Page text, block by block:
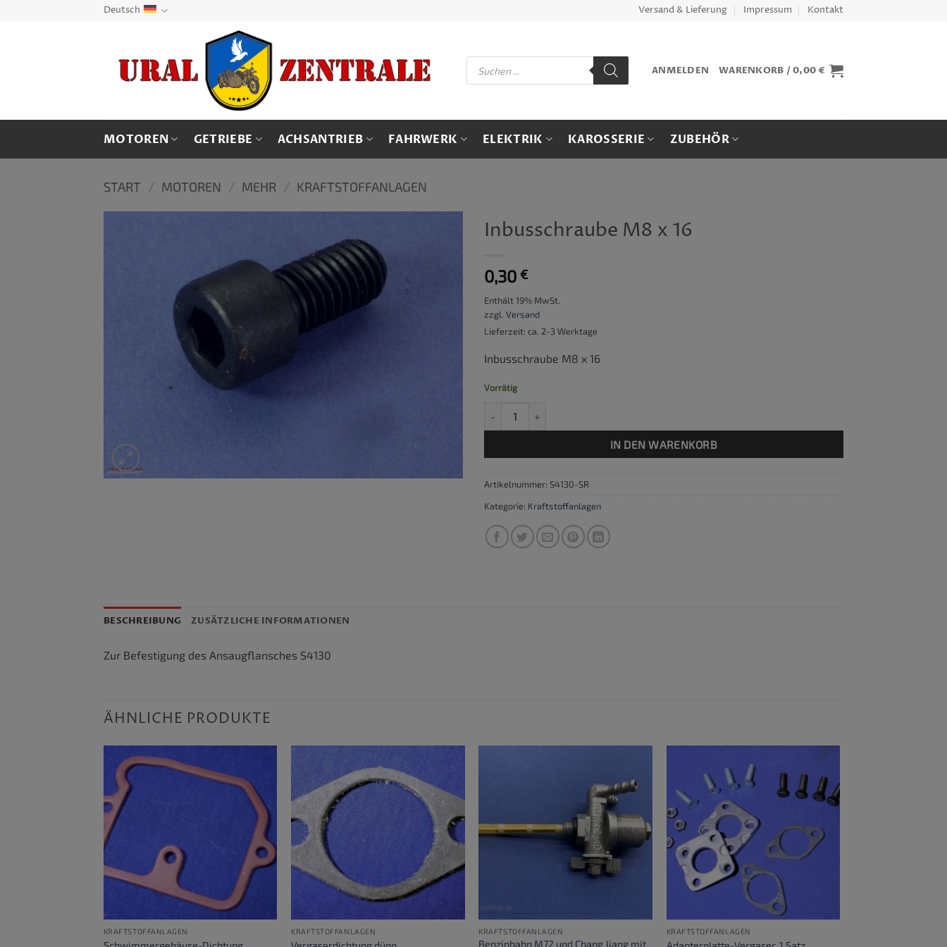
Deutsch Versand & Lieferung Impressum Kontakt
Products
search
ANMELDEN WARENKORB /0,00 €
MOTOREN GETRIEBE ACHSANTRIEB FAHRWERK ELEKTRIK KAROSSERIE ZUBEHÖR
START / MOTOREN / MEHR / KRAFTSTOFFANLAGEN
Inbusschraube M8 x 16
0,30 €
Enthält 19% MwSt.
zzgl. Versand
Lieferzeit: ca. 2-3 Werktage
Inbusschraube M8 x 16
Vorrätig
IN DEN WARENKORB
Artikelnummer: S4130-SR
Kategorie: Kraftstoffanlagen
BESCHREIBUNG ZUSÄTZLICHE INFORMATIONEN
Zur Befestigung des Ansaugflansches S4130
ÄHNLICHE PRODUKTE
KRAFTSTOFFANLAGEN KRAFTSTOFFANLAGEN KRAFTSTOFFANLAGEN
Benzinhahn M72 und Chang Jiang mit
KRAFTSTOFFANLAGEN